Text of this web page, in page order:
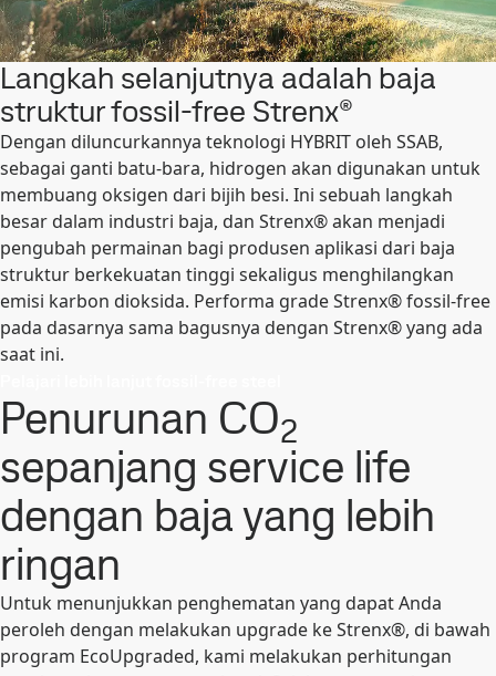
Langkah selanjutnya adalah baja
struktur fossil-free Strenx®
Dengan diluncurkannya teknologi HYBRIT oleh SSAB,
sebagai ganti batu-bara, hidrogen akan digunakan untuk
membuang oksigen dari bijih besi. Ini sebuah langkah
besar dalam industri baja, dan Strenx® akan menjadi
pengubah permainan bagi produsen aplikasi dari baja
struktur berkekuatan tinggi sekaligus menghilangkan
emisi karbon dioksida. Performa grade Strenx® fossil-free
pada dasarnya sama bagusnya dengan Strenx® yang ada
saat ini.
Penurunan CO2
sepanjang service life
dengan baja yang lebih
ringan
Untuk menunjukkan penghematan yang dapat Anda
peroleh dengan melakukan upgrade ke Strenx®, di bawah
program EcoUpgraded, kami melakukan perhitungan